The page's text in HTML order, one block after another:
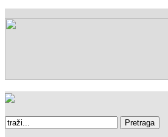
Pretraga